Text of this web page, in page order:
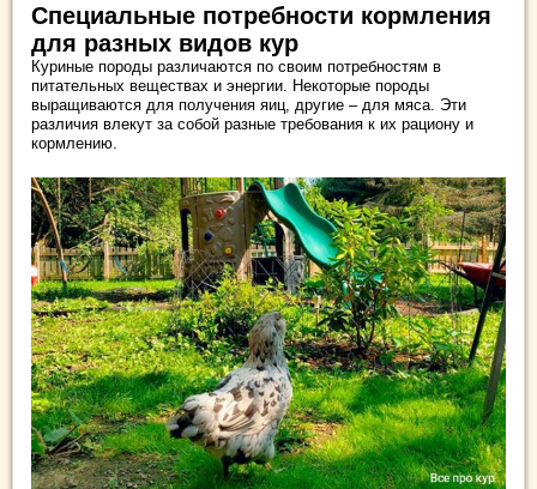
Специальные потребности кормления
для разных видов кур
Куриные породы различаются по своим потребностям в
питательных веществах и энергии. Некоторые породы
выращиваются для получения яиц, другие – для мяса. Эти
различия влекут за собой разные требования к их рациону и
кормлению.